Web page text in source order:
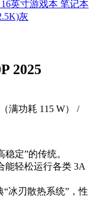
英寸游戏本 笔记本
灰
2025
满功耗 115 W） /
定”的传统。
能轻松运行各类 3A
冰刃散热系统”，性